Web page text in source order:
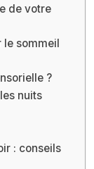
de votre
le sommeil
?
nuits
: conseils